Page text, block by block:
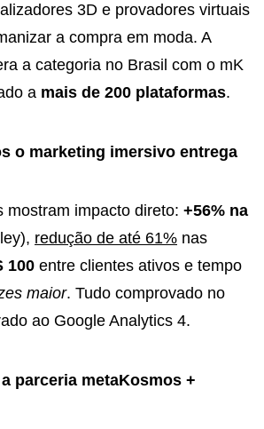
3D e provadores virtuais
a compra em moda. A
a categoria no Brasil com o mK
a mais de 200 plataformas.
o marketing imersivo entrega
mostram impacto direto: +56% na
redução de até 61% nas
100 entre clientes ativos e tempo
maior. Tudo comprovado no
ao Google Analytics 4.
parceria metaKosmos +